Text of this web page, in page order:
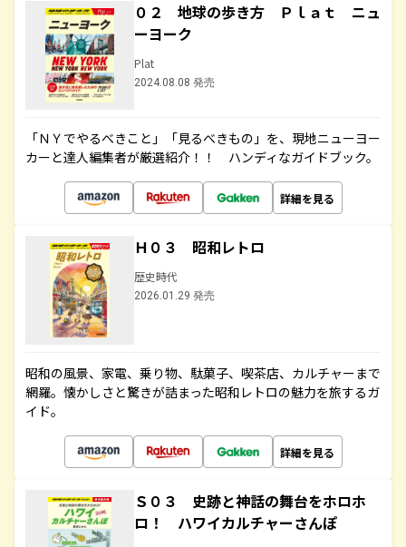
０２ 地球の歩き方 Ｐｌａｔ ニュ
ーヨーク
Plat
2024.08.08 発売
「ＮＹでやるべきこと」「見るべきもの」を、現地ニューヨー
カーと達人編集者が厳選紹介！！ ハンディなガイドブック。
詳細を見る
Ｈ０３ 昭和レトロ
歴史時代
2026.01.29 発売
昭和の風景、家電、乗り物、駄菓子、喫茶店、カルチャーまで
網羅。懐かしさと驚きが詰まった昭和レトロの魅力を旅するガ
イド。
詳細を見る
Ｓ０３ 史跡と神話の舞台をホロホ
ロ！ ハワイカルチャーさんぽ